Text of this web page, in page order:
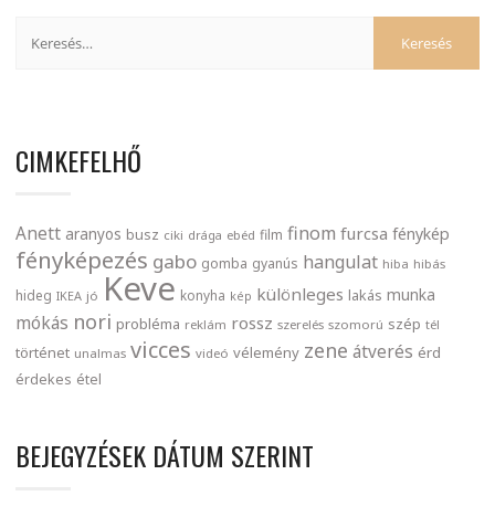
CIMKEFELHŐ
Anett aranyos busz ciki drága ebéd film finom furcsa fénykép
fényképezés gabo gomba gyanús hangulat hiba hibás
hideg IKEA jó Keve konyha kép különleges lakás munka
mókás nori probléma reklám rossz szerelés szomorú szép tél
történet unalmas vicces videó vélemény zene átverés érd
érdekes étel
BEJEGYZÉSEK DÁTUM SZERINT